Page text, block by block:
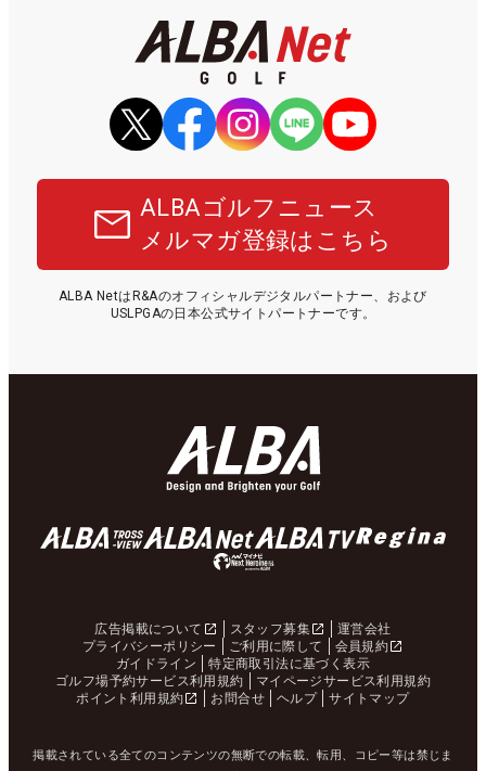
ALBAゴルフニュース
メルマガ登録はこちら
ALBA NetはR&Aのオフィシャルデジタルパートナー、および
USLPGAの日本公式サイトパートナーです。
広告掲載について スタッフ募集
運営会社
プライバシーポリシー
ご利用に際して
会員規約
ガイドライン
特定商取引法に基づく表示
ゴルフ場予約サービス利用規約
マイページサービス利用規約
ポイント利用規約
お問合せ ヘルプ サイトマップ
掲載されている全てのコンテンツの無断での転載、転用、コピー等は禁じま